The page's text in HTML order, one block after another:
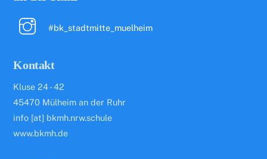
#bk_stadtmitte_muelheim
Kontakt
Kluse 24 - 42
45470 Mülheim an der Ruhr
info [at] bkmh.nrw.schule
www.bkmh.de